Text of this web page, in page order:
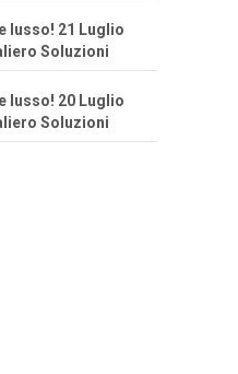
lusso! 21 Luglio
Soluzioni
lusso! 20 Luglio
Soluzioni